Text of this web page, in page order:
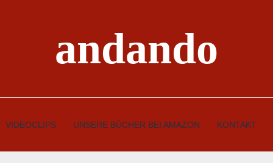
andando
VIDEOCLIPS UNSERE BÜCHER BEI AMAZON KONTAKT